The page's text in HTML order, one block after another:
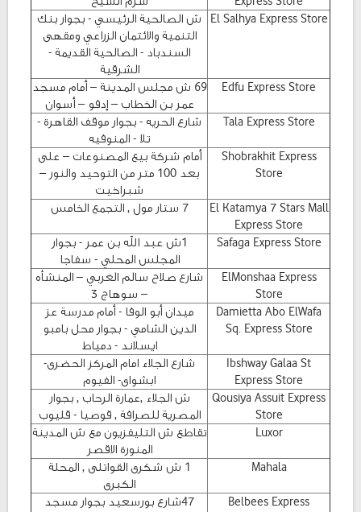
El Salhya Express Store
ش الصالحية الرئيسي - بجوار بنك
التنمية والائتمان الزراعي ومقهى
السندباد - الصالحية القديمة -
الشرقية
Edfu Express Store
69 ش مجلس المدينة – أمام مسجد
عمر بن الخطاب – إدفو – أسوان
Tala Express Store
شارع الحريه - بجوار موقف القاهرة -
تلا - المنوفيه
Shobrakhit Express
Store
أمام شركة بيع المصنوعات – على
بعد 100 متر من التوحيد والنور –
شبراخيت
El Katamya 7 Stars Mall
Express Store
7 ستار مول , التجمع الخامس
Safaga Express Store
1ش عبد الله بن عمر - بجوار
المجلس المحلي - سفاجا
ElMonshaa Express
Store
شارع صلاح سالم الغربي – المنشأه
– سوهاج 3
Damietta Abo ElWafa
Sq. Express Store
ميدان أبو الوفا - أمام مدرسة عز
الدين الشامي - بجوار محل بامبو
ايسلاند - دمياط
Ibshway Galaa St
Express Store
شارع الجلاء امام المركز الحضرى-
ابشواى- الفيوم
Qousiya Assuit Express
Store
ش الجلاء ,عمارة الرحاب , بجوار
المصرية للصرافة , قوصيا - قليوب
Luxor
تقاطع ش التليفزيون مع ش المدينة
المنورة الاقصر
Mahala
1 ش شكرى القواتلى , المحلة
الكبرى
Belbees Express
47شارع بورسعيد بجوار مسجد